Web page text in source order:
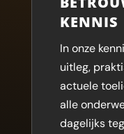
KENNIS
In onze
uitleg,
actuele
alle
dagelijks